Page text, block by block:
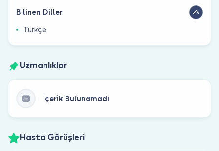
Bilinen Diller
Türkçe
Uzmanlıklar
İçerik Bulunamadı
Hasta Görüşleri